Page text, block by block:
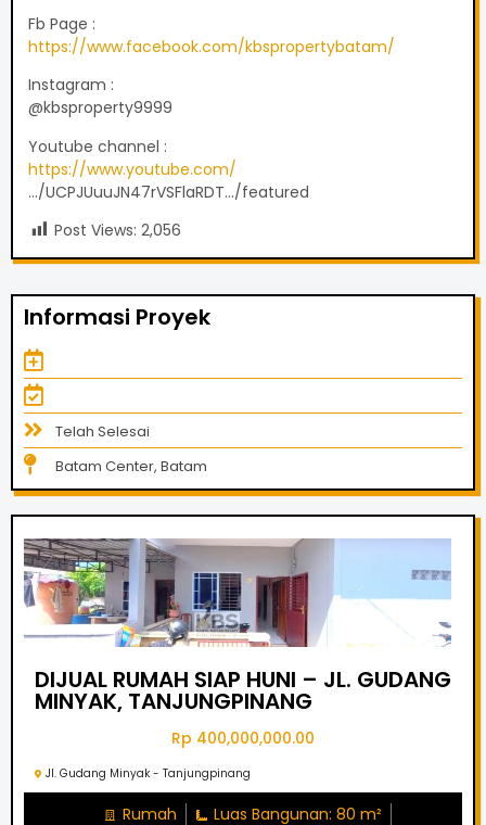
Fb Page :
https://www.facebook.com/kbspropertybatam/
Instagram :
@kbsproperty9999
Youtube channel :
https://www.youtube.com/
…/UCPJUuuJN47rVSFlaRDT…/featured
Post Views: 2,056
Informasi Proyek
Telah Selesai
Batam Center, Batam
DIJUAL RUMAH SIAP HUNI – JL. GUDANG
MINYAK, TANJUNGPINANG
Rp 400,000,000.00
Jl. Gudang Minyak - Tanjungpinang
Rumah Luas Bangunan: 80 m²